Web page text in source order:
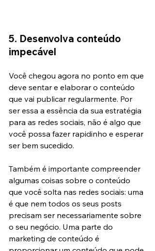
5. Desenvolva conteúdo
impecável
Você chegou agora no ponto em que
deve sentar e elaborar o conteúdo
que vai publicar regularmente. Por
ser essa a essência da sua estratégia
para as redes sociais, não é algo que
você possa fazer rapidinho e esperar
ser bem sucedido.
Também é importante compreender
algumas coisas sobre o conteúdo
que você solta nas redes sociais: uma
é que nem todos os seus posts
precisam ser necessariamente sobre
o seu negócio. Uma parte do
marketing de conteúdo é